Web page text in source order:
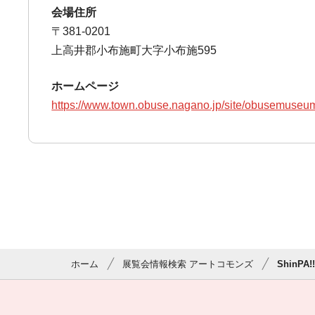
会場住所
〒381-0201
上高井郡小布施町大字小布施595
ホームページ
https://www.town.obuse.nagano.jp/site/
ホーム 展覧会情報検索 アートコモンズ